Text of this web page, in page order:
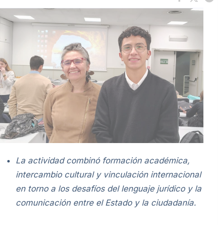
La actividad combinó formación académica,
intercambio cultural y vinculación internacional
en torno a los desafíos del lenguaje jurídico y la
comunicación entre el Estado y la ciudadanía.